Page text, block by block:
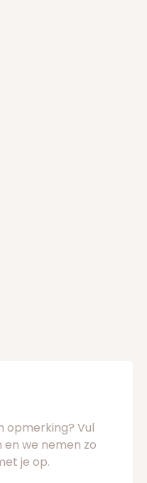
opmerking? Vul
we nemen zo
je op.